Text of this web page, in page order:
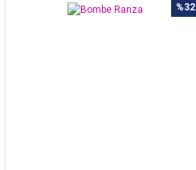
%32